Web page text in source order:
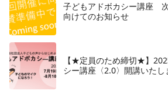
子どもアドボカシー講座
向けてのお知らせ
【★定員のため締切★】
シー講座〈2.0〉開講いたし